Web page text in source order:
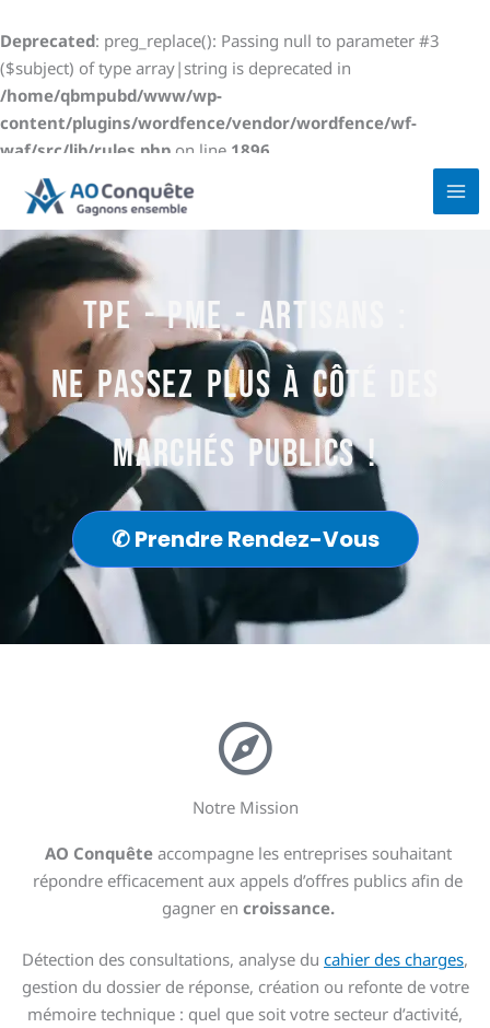
Deprecated: preg_replace(): Passing null to parameter #3
($subject) of type array|string is deprecated in
/home/qbmpubd/www/wp-
content/plugins/wordfence/vendor/wordfence/wf-
waf/src/lib/rules.php on line 1896
au
contenu
TPE - PME - artisans :
Ne passez plus à côté des
MARCHÉS PUBLICS !
✆ Prendre Rendez-Vous
Notre Mission
AO Conquête accompagne les entreprises souhaitant
répondre efficacement aux appels d’offres publics afin de
gagner en croissance.
Détection des consultations, analyse du cahier des charges,
gestion du dossier de réponse, création ou refonte de votre
mémoire technique : quel que soit votre secteur d’activité,